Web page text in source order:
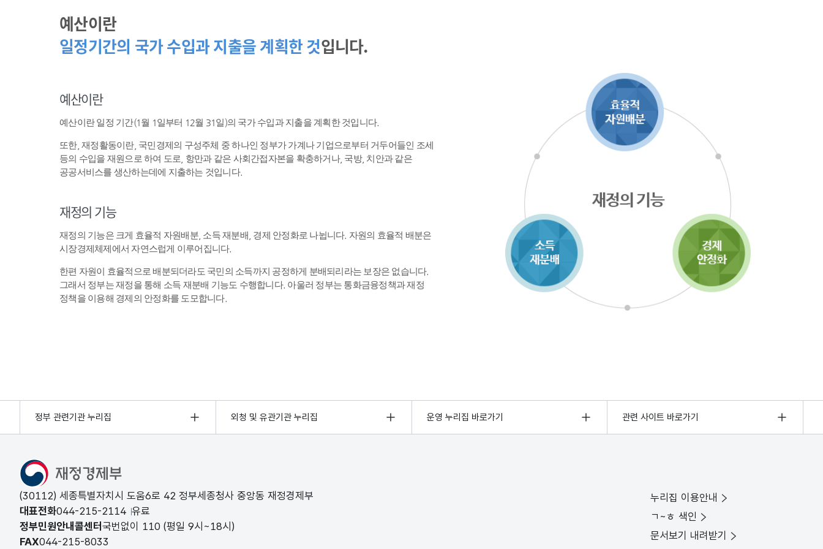
예산이란
일정기간의 국가 수입과 지출을 계획한 것입니다.
예산이란
예산이란 일정 기간(1월 1일부터 12월 31일)의 국가 수입과 지출을 계획한 것입니다.
또한, 재정활동이란, 국민경제의 구성주체 중 하나인 정부가 가계나 기업으로부터 거두어들인 조세
등의 수입을 재원으로 하여 도로, 항만과 같은 사회간접자본을 확충하거나, 국방, 치안과 같은
공공서비스를 생산하는데에 지출하는 것입니다.
재정의 기능
재정의 기능은 크게 효율적 자원배분, 소득 재분배, 경제 안정화로 나뉩니다. 자원의 효율적 배분은
시장경제체제에서 자연스럽게 이루어집니다.
한편 자원이 효율적으로 배분되더라도 국민의 소득까지 공정하게 분배되리라는 보장은 없습니다.
그래서 정부는 재정을 통해 소득 재분배 기능도 수행합니다. 아울러 정부는 통화금융정책과 재정
정책을 이용해 경제의 안정화를 도모합니다.
정부 관련기관 누리집 외청 및 유관기관 누리집 운영 누리집 바로가기 관련 사이트 바로가기
(30112) 세종특별자치시 도움6로 42 정부세종청사 중앙동 재정경제부
대표전화044-215-2114 유료
정부민원안내콜센터 국번없이 110 (평일 9시~18시)
FAX044-215-8033
누리집 이용안내
ㄱ~ㅎ 색인
문서보기 내려받기